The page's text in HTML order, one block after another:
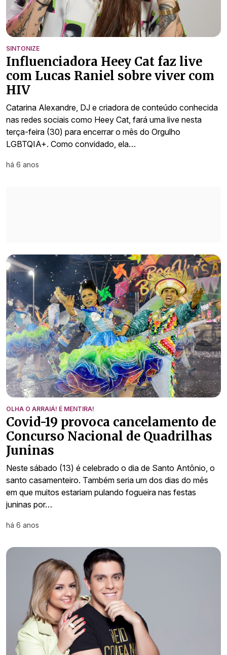
SINTONIZE
Influenciadora Heey Cat faz live
com Lucas Raniel sobre viver com
HIV
Catarina Alexandre, DJ e criadora de conteúdo conhecida
nas redes sociais como Heey Cat, fará uma live nesta
terça-feira (30) para encerrar o mês do Orgulho
LGBTQIA+. Como convidado, ela…
há 6 anos
OLHA O ARRAIÁ! É MENTIRA!
Covid-19 provoca cancelamento de
Concurso Nacional de Quadrilhas
Juninas
Neste sábado (13) é celebrado o dia de Santo Antônio, o
santo casamenteiro. Também seria um dos dias do mês
em que muitos estariam pulando fogueira nas festas
juninas por…
há 6 anos